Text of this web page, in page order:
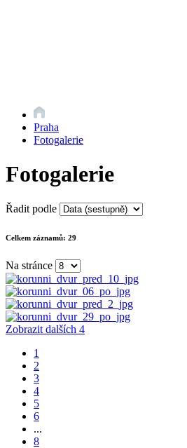
Praha
Fotogalerie
Fotogalerie
Řadit podle
Celkem záznamů: 29
Na stránce
Zobrazit dalších 4
1
2
3
4
5
6
...
8